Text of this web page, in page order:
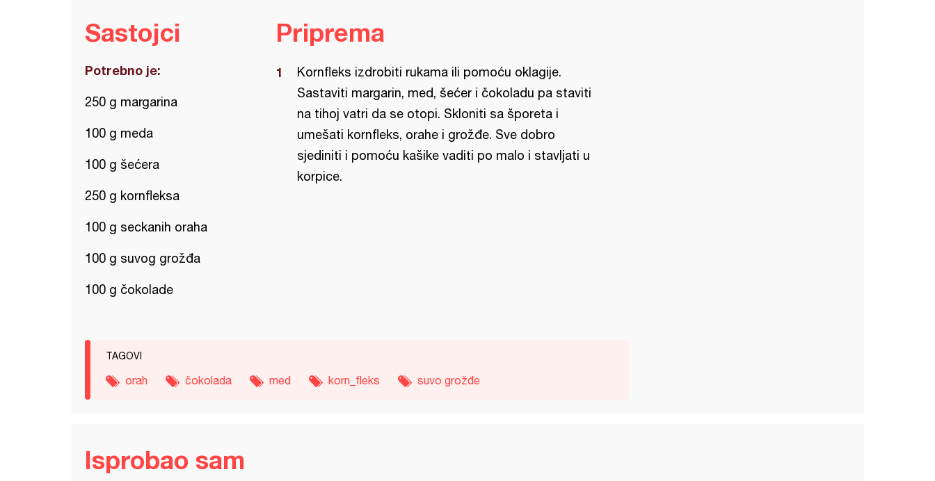
Sastojci
Potrebno je:
250 g margarina
100 g meda
100 g šećera
250 g kornfleksa
100 g seckanih oraha
100 g suvog grožđa
100 g čokolade
Priprema
Kornfleks izdrobiti rukama ili pomoću oklagije.
Sastaviti margarin, med, šećer i čokoladu pa staviti
na tihoj vatri da se otopi. Skloniti sa šporeta i
umešati kornfleks, orahe i grožđe. Sve dobro
sjediniti i pomoću kašike vaditi po malo i stavljati u
korpice.
TAGOVI
orah čokolada med korn_fleks suvo grožđe
Isprobao sam